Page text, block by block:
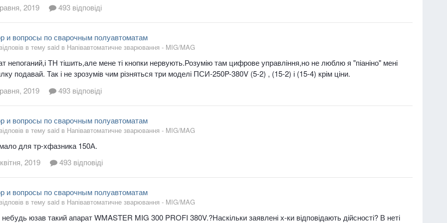
2019 493 відповіді
и вопросы по сварочным полуавтоматам
в тему said в Напівавтоматичне зварювання - MIG/MAG
непоганий,і ТН тішить,але мене ті кнопки нервують.Розумію там цифрове управління,но не люблю я "піаніно" мені
подавай. Так і не зрозумів чим різняться три моделі ПСИ-250P-380V (5-2) , (15-2) і (15-4) крім ціни.
2019
493 відповіді
и вопросы по сварочным полуавтоматам
в тему said в Напівавтоматичне зварювання - MIG/MAG
для тр-хфазника 150А.
2019
493 відповіді
и вопросы по сварочным полуавтоматам
в тему said в Напівавтоматичне зварювання - MIG/MAG
юзав такий апарат WMASTER MIG 300 PROFI 380V.?Наскільки заявлені х-ки відповідають дійсності? В неті